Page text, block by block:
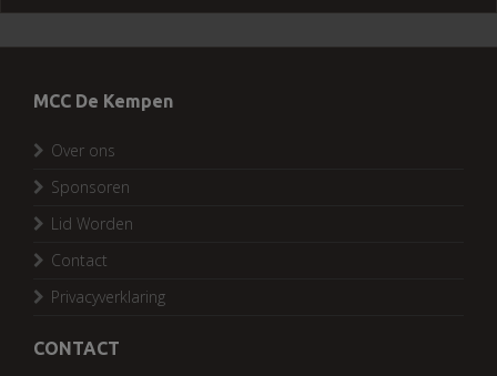
MCC De Kempen
Over ons
Sponsoren
Lid Worden
Contact
Privacyverklaring
CONTACT